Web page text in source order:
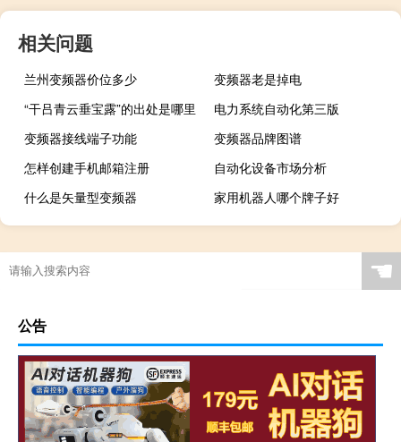
相关问题
兰州变频器价位多少
变频器老是掉电
“干吕青云垂宝露”的出处是哪里
电力系统自动化第三版
变频器接线端子功能
变频器品牌图谱
怎样创建手机邮箱注册
自动化设备市场分析
什么是矢量型变频器
家用机器人哪个牌子好
☚
公告